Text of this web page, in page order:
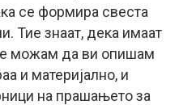
се формира свеста
Тие знаат, дека имаат
можам да ви опишам
и материјално, и
на прашањето за